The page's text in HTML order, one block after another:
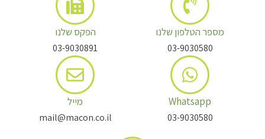
מספר הטלפון שלנו
03-9030580
Whatsapp
03-9030580
הפקס שלנו
03-9030891
מייל
mail@macon.co.il